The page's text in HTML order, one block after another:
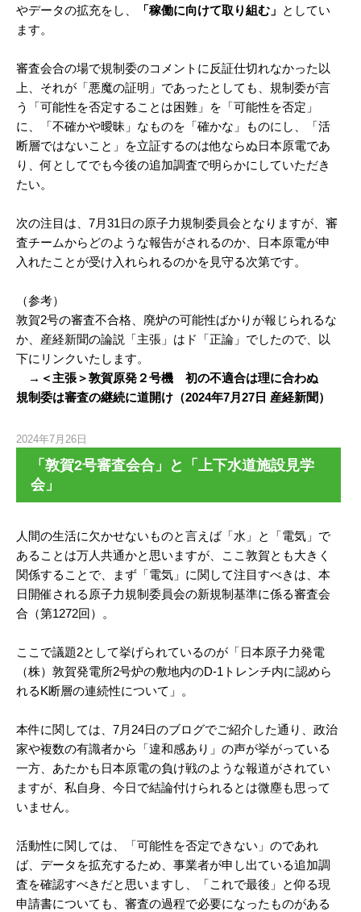
やデータの拡充をし、
「稼働に向けて取り組む」 としてい
ます。
審査会合の場で規制委のコメントに反証仕切れなかった以
上、それが「悪魔の証明」であったとしても、規制委が言
う「可能性を否定することは困難」を「可能性を否定」
に、「不確かや曖昧」なものを「確かな」ものにし、「活
断層ではないこと」を立証するのは他ならぬ日本原電であ
り、何としてでも今後の追加調査で明らかにしていただき
たい。
次の注目は、7月31日の原子力規制委員会となりますが、審
査チームからどのような報告がされるのか、日本原電が申
入れたことが受け入れられるのかを見守る次第です。
（参考）
敦賀2号の審査不合格、廃炉の可能性ばかりが報じられるな
か、産経新聞の論説「主張」はド「正論」でしたので、以
下にリンクいたします。
→＜主張＞敦賀原発２号機 初の不適合は理に合わぬ
規制委は審査の継続に道開け（2024年7月27日 産経新聞）
2024年7月26日
「敦賀2号審査会合」と「上下水道施設見学
会」
人間の生活に欠かせないものと言えば「水」と「電気」で
あることは万人共通かと思いますが、ここ敦賀とも大きく
関係することで、まず「電気」に関して注目すべきは、本
日開催される原子力規制委員会の新規制基準に係る審査会
合（第1272回）。
ここで議題2として挙げられているのが「日本原子力発電
（株）敦賀発電所2号炉の敷地内のD-1トレンチ内に認めら
れるK断層の連続性について」。
本件に関しては、7月24日のブログでご紹介した通り、政治
家や複数の有識者から「違和感あり」の声が挙がっている
一方、あたかも日本原電の負け戦のような報道がされてい
ますが、私自身、今日で結論付けられるとは微塵も思って
いません。
活動性に関しては、「可能性を否定できない」のであれ
ば、データを拡充するため、事業者が申し出ている追加調
査を確認すべきだと思いますし、「これで最後」と仰る現
申請書についても、審査の過程で必要になったものがある